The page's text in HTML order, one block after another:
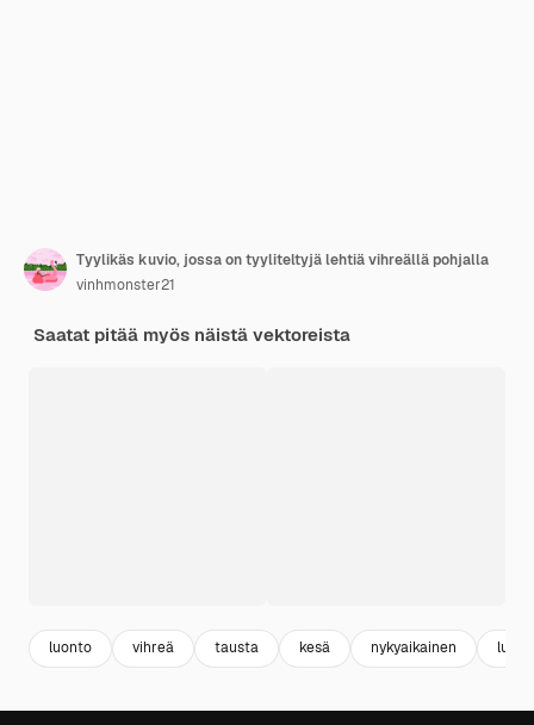
Tyylikäs kuvio, jossa on tyyliteltyjä lehtiä vihreällä pohjalla
vinhmonster21
Saatat pitää myös näistä vektoreista
luonto vihreä tausta kesä nykyaikainen